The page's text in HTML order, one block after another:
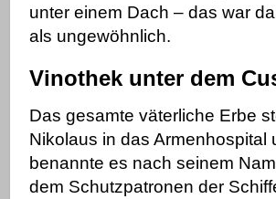
unter einem Dach – das war
als ungewöhnlich.
Vinothek unter dem
Das gesamte väterliche Erbe
Nikolaus in das Armenhospital
benannte es nach seinem
dem Schutzpatronen der